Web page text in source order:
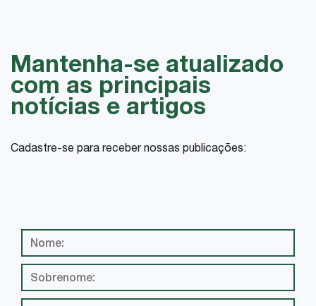
Mantenha-se atualizado
com as principais
notícias e artigos
Cadastre-se para receber nossas publicações: